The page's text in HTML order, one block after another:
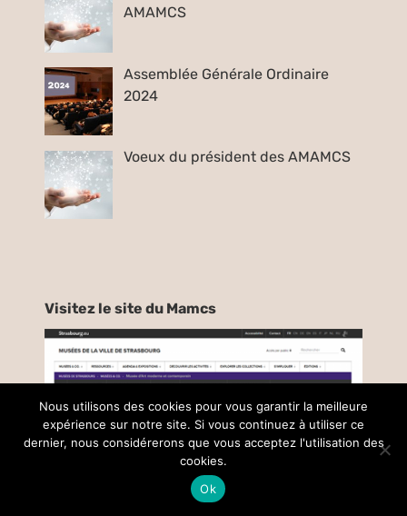
AMAMCS
Assemblée Générale Ordinaire
2024
Voeux du président des AMAMCS
Visitez le site du Mamcs
Nous utilisons des cookies pour vous garantir la meilleure
expérience sur notre site. Si vous continuez à utiliser ce
dernier, nous considérerons que vous acceptez l'utilisation des
cookies.
Ok